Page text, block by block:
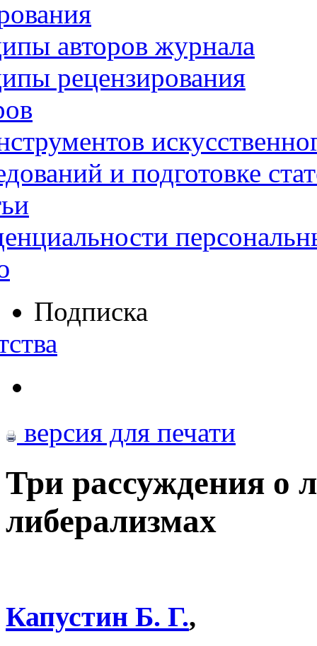
авторов журнала
рецензирования
и подготовке
Подписка
версия для печати
Три рассуждения о
либерализмах
Капустин Б. Г.,